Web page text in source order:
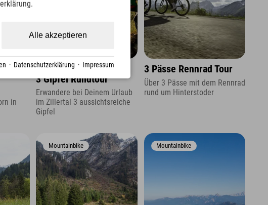
in
↔ 14,3 km ↕ 860 hm schwierig
3 Gipfel Rundtour
Erwandere bei Deinem Urlaub
im Zillertal 3 aussichtsreiche
Gipfel
3 Pässe Rennrad Tour
Über 3 Pässe mit dem Rennrad
rund um Hinterstoder
Mountainbike Mountainbike
Alle akzeptieren
· Datenschutzerklärung · Impressum